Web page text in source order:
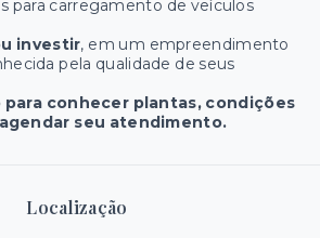
para carregamento de veículos
investir, em um empreendimento
pela qualidade de seus
conhecer plantas, condições
seu atendimento.
Localização